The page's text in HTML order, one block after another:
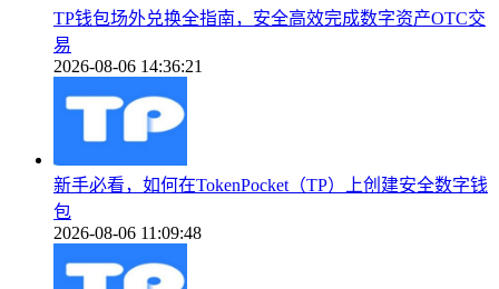
TP钱包场外兑换全指南，安全高效完成数字资产OTC交
易
2026-08-06 14:36:21
新手必看，如何在TokenPocket（TP）上创建安全数字钱
包
2026-08-06 11:09:48